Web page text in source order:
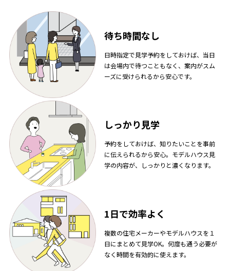
待ち時間なし
日時指定で見学予約をしておけば、当日
は会場内で待つこともなく、案内がスム
ーズに受けられるから安心です。
しっかり見学
予約をしておけば、知りたいことを事前
に伝えられるから安心。モデルハウス見
学の内容が、しっかりと濃くなります。
1日で効率よく
複数の住宅メーカーやモデルハウスを１
日にまとめて見学OK。何度も通う必要が
なく時間を有効的に使えます。